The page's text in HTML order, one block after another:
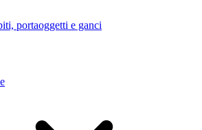
portaoggetti e ganci